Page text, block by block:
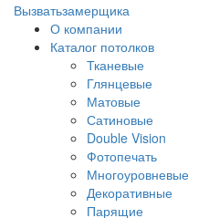
Вызватьзамерщика
О компании
Каталог потолков
Тканевые
Глянцевые
Матовые
Сатиновые
Double Vision
Фотопечать
Многоуровневые
Декоративные
Парящие